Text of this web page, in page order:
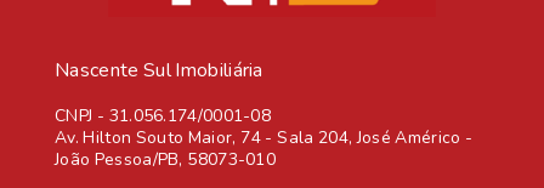
Nascente Sul Imobiliária
CNPJ - 31.056.174/0001-08
Av. Hilton Souto Maior, 74 - Sala 204, José Américo -
João Pessoa/PB, 58073-010